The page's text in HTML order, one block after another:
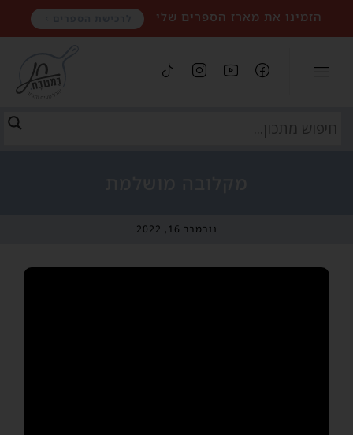
הזמינו את מארז הספרים שלי
נובמבר 16, 2022